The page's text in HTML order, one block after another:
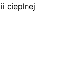
cieplnej